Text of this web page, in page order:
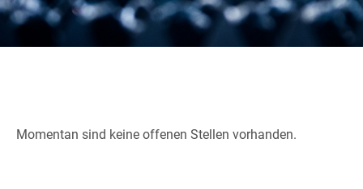
Momentan sind keine offenen Stellen vorhanden.